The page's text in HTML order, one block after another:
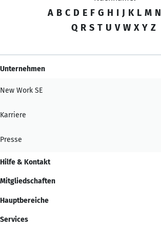
A B C D E F G H I J K L M N
Q R S T U V W X Y Z
Unternehmen
New Work SE
Karriere
Presse
Hilfe & Kontakt
Mitgliedschaften
Hauptbereiche
Services